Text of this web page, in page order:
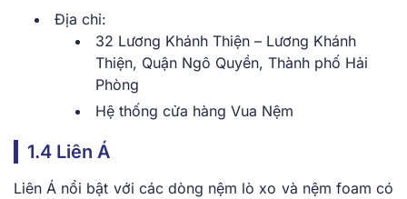
Địa chỉ:
32 Lương Khánh Thiện – Lương Khánh
Thiện, Quận Ngô Quyền, Thành phố Hải
Phòng
Hệ thống cửa hàng Vua Nệm
1.4 Liên Á
Liên Á nổi bật với các dòng nệm lò xo và nệm foam có